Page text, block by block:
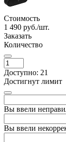
Стоимость
1 490 руб./шт.
Заказать
Количество
Доступно: 21
Достигнут лимит
Вы ввели
Вы ввели